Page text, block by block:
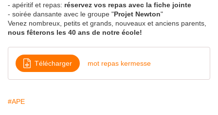
- apéritif et repas: réservez vos repas avec la fiche jointe
- soirée dansante avec le groupe "Projet Newton"
Venez nombreux, petits et grands, nouveaux et anciens parents,
nous fêterons les 40 ans de notre école!
Télécharger mot repas kermesse
#APE